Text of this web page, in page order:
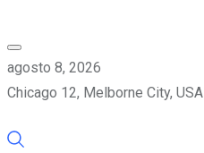
agosto 8, 2026
Chicago 12, Melborne City, USA